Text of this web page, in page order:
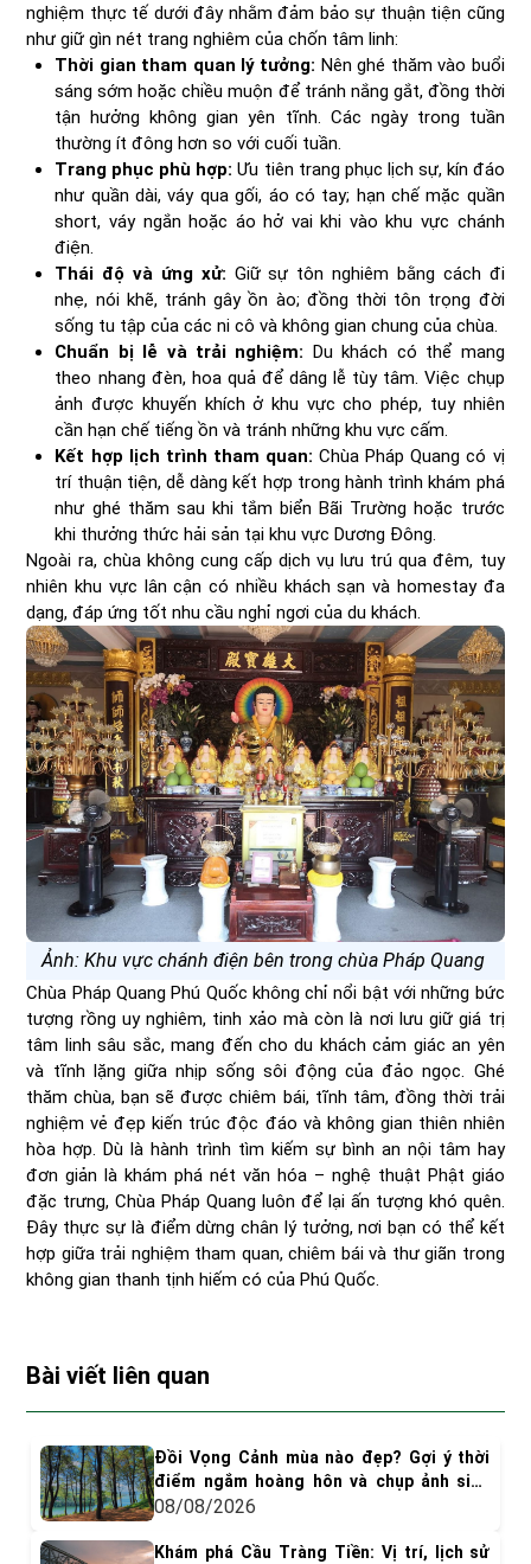
nghiệm thực tế dưới đây nhằm đảm bảo sự thuận tiện cũng
như giữ gìn nét trang nghiêm của chốn tâm linh:
Thời gian tham quan lý tưởng: Nên ghé thăm vào buổi
sáng sớm hoặc chiều muộn để tránh nắng gắt, đồng thời
tận hưởng không gian yên tĩnh. Các ngày trong tuần
thường ít đông hơn so với cuối tuần.
Trang phục phù hợp:Ưu tiên trang phục lịch sự, kín đáo
như quần dài, váy qua gối, áo có tay; hạn chế mặc quần
short, váy ngắn hoặc áo hở vai khi vào khu vực chánh
điện.
Thái độ và ứng xử: Giữ sự tôn nghiêm bằng cách đi
nhẹ, nói khẽ, tránh gây ồn ào; đồng thời tôn trọng đời
sống tu tập của các ni cô và không gian chung của chùa.
Chuẩn bị lễ và trải nghiệm:
Du khách có thể mang
theo nhang đèn, hoa quả để dâng lễ tùy tâm. Việc chụp
ảnh được khuyến khích ở khu vực cho phép, tuy nhiên
cần hạn chế tiếng ồn và tránh những khu vực cấm.
Kết hợp lịch trình tham quan:Chùa Pháp Quang có vị
trí thuận tiện, dễ dàng kết hợp trong hành trình khám phá
như ghé thăm sau khi tắm biển Bãi Trường hoặc trước
khi thưởng thức hải sản tại khu vực Dương Đông.
Ngoài ra, chùa không cung cấp dịch vụ lưu trú qua đêm, tuy
nhiên khu vực lân cận có nhiều khách sạn và homestay đa
dạng, đáp ứng tốt nhu cầu nghỉ ngơi của du khách.
Ảnh: Khu vực chánh điện bên trong chùa Pháp Quang
Chùa Pháp Quang Phú Quốc không chỉ nổi bật với những bức
tượng rồng uy nghiêm, tinh xảo mà còn là nơi lưu giữ giá trị
tâm linh sâu sắc, mang đến cho du khách cảm giác an yên
và tĩnh lặng giữa nhịp sống sôi động của đảo ngọc. Ghé
thăm chùa, bạn sẽ được chiêm bái, tĩnh tâm, đồng thời trải
nghiệm vẻ đẹp kiến trúc độc đáo và không gian thiên nhiên
hòa hợp. Dù là hành trình tìm kiếm sự bình an nội tâm hay
đơn giản là khám phá nét văn hóa – nghệ thuật Phật giáo
đặc trưng, Chùa Pháp Quang luôn để lại ấn tượng khó quên.
Đây thực sự là điểm dừng chân lý tưởng, nơi bạn có thể kết
hợp giữa trải nghiệm tham quan, chiêm bái và thư giãn trong
không gian thanh tịnh hiếm có của Phú Quốc.
Bài viết liên quan
Đồi Vọng Cảnh mùa nào đẹp? Gợi ý thời
điểm ngắm hoàng hôn và chụp ảnh siêu
"dính"
08/08/2026
Khám phá Cầu Tràng Tiền: Vị trí, lịch sử